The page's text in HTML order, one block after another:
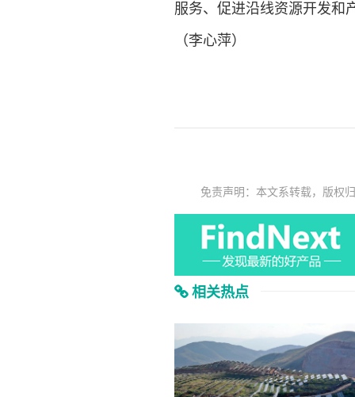
服务、促进沿线资源开发和
（李心萍）
免责声明：本文系转载，版权
相关热点